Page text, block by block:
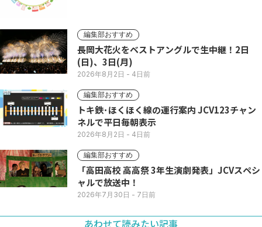
編集部おすすめ
長岡大花火をベストアングルで生中継！2日
(日)、3日(月)
2026年8月2日 - 4日前
編集部おすすめ
トキ鉄･ほくほく線の運行案内 JCV123チャン
ネルで平日毎朝表示
2026年8月2日 - 4日前
編集部おすすめ
「高田高校 高高祭 3年生演劇発表」JCVスペシ
ャルで放送中！
2026年7月30日 - 7日前
あわせて読みたい記事